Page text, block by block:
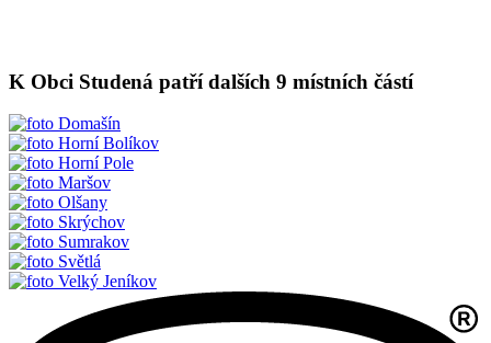
K Obci Studená patří dalších 9 místních částí
Domašín
Horní Bolíkov
Horní Pole
Maršov
Olšany
Skrýchov
Sumrakov
Světlá
Velký Jeníkov